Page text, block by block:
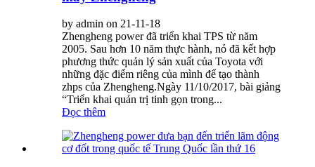
by admin on 21-11-18
Zhengheng power đã triển khai TPS từ năm
2005. Sau hơn 10 năm thực hành, nó đã kết hợp
phương thức quản lý sản xuất của Toyota với
những đặc điểm riêng của mình để tạo thành
zhps của Zhengheng.Ngày 11/10/2017, bài giảng
“Triển khai quản trị tinh gọn trong...
Đọc thêm